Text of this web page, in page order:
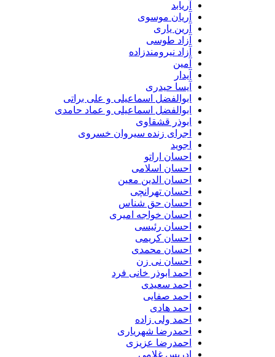
آریان موسوی
آرین یاری
آزاد طوسی
آزاد نیرومندزاده
آیسا حیدری
ابوالفضل اسماعیلی و علی براتی
ابوالفضل اسماعیلی و عماد حامدی
ابوذر قشقاوی
اجرای زنده سیروان خسروی
احسان اراتو
احسان اسلامی
احسان الدین معین
احسان تهرانچی
احسان حق شناس
احسان خواجه امیری
احسان رئیسی
احسان کریمی
احسان محمدی
احسان نی زن
احمد ابوذر خانی فرد
احمد سعیدی
احمد صفایی
احمد هادی
احمد ولی زاده
احمدرضا شهریاری
احمدرضا عزیزی
ادریس غلامی